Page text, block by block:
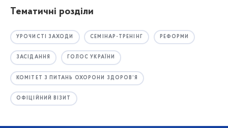
Тематичні розділи
УРОЧИСТІ ЗАХОДИ СЕМІНАР-ТРЕНІНГ РЕФОРМИ
ЗАСІДАННЯ ГОЛОС УКРАЇНИ
КОМІТЕТ З ПИТАНЬ ОХОРОНИ ЗДОРОВ’Я
ОФІЦІЙНИЙ ВІЗИТ